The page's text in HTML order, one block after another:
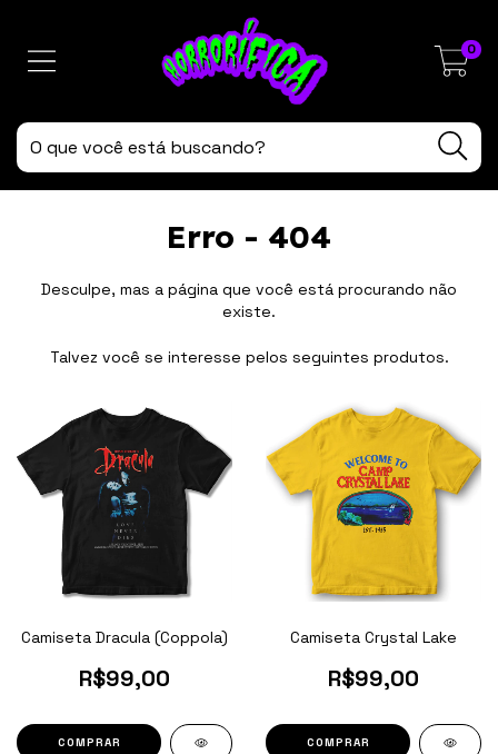
0
Erro - 404
Desculpe, mas a página que você está procurando não
existe.
Talvez você se interesse pelos seguintes produtos.
Camiseta Dracula (Coppola)
R$99,00
COMPRAR
Camiseta Crystal Lake
R$99,00
COMPRAR